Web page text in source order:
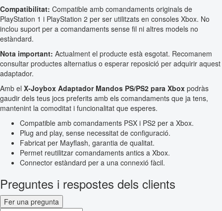
Compatibilitat: Compatible amb comandaments originals de
PlayStation 1 i PlayStation 2 per ser utilitzats en consoles Xbox. No
inclou suport per a comandaments sense fil ni altres models no
estàndard.
Nota important: Actualment el producte està esgotat. Recomanem
consultar productes alternatius o esperar reposició per adquirir aquest
adaptador.
Amb el X-Joybox Adaptador Mandos PS/PS2 para Xbox podràs
gaudir dels teus jocs preferits amb els comandaments que ja tens,
mantenint la comoditat i funcionalitat que esperes.
Compatible amb comandaments PSX i PS2 per a Xbox.
Plug and play, sense necessitat de configuració.
Fabricat per Mayflash, garantia de qualitat.
Permet reutilitzar comandaments antics a Xbox.
Connector estàndard per a una connexió fàcil.
Preguntes i respostes dels clients
Fer una pregunta